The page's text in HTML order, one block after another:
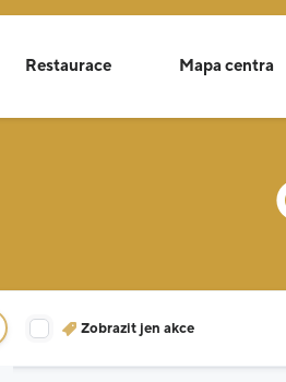
Restaurace Mapa centra
Zobrazit jen akce